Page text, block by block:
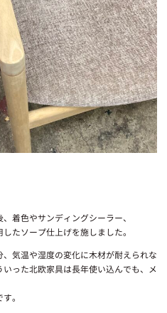
着色やサンディングシーラー、
たソープ仕上げを施しました。
気温や湿度の変化に木材が耐えられな
った北欧家具は長年使い込んでも、メ
。